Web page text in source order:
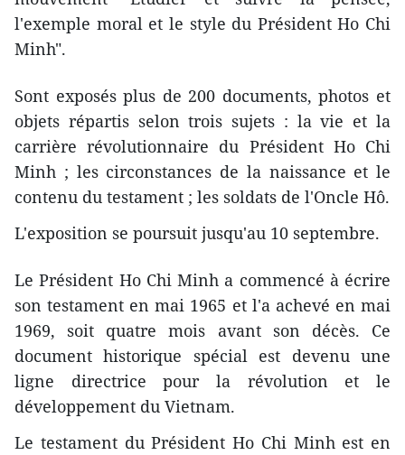
l'exemple moral et le style du Président Ho Chi
Minh".
Sont exposés plus de 200 documents, photos et
objets répartis selon trois sujets : la vie et la
carrière révolutionnaire du Président Ho Chi
Minh ; les circonstances de la naissance et le
contenu du testament ; les soldats de l'Oncle Hô.
L'exposition se poursuit jusqu'au 10 septembre.
Le Président Ho Chi Minh a commencé à écrire
son testament en mai 1965 et l'a achevé en mai
1969, soit quatre mois avant son décès. Ce
document historique spécial est devenu une
ligne directrice pour la révolution et le
développement du Vietnam.
Le testament du Président Ho Chi Minh est en